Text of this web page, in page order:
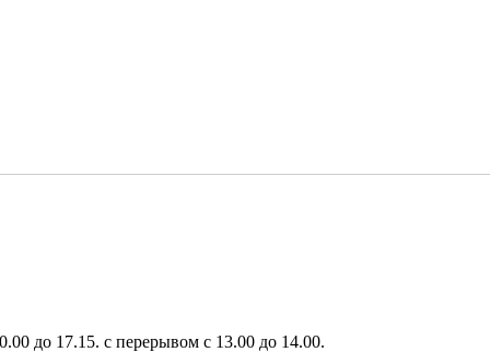
до 17.15. с перерывом с 13.00 до 14.00.